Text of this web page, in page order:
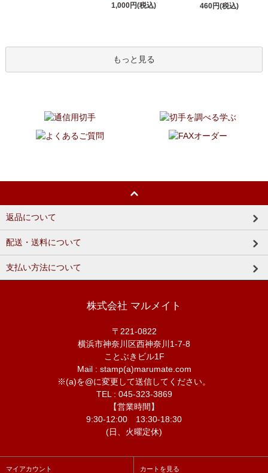
1,000円(税込)
460円(税込)
もっと見る
返品について
配送・送料について
支払い方法について
株式会社 マルメイト
〒221-0822
横浜市神奈川区西神奈川1-7-8
ことぶきビル1F
Mail : stamp(a)marumate.com
※(a)を@に変更して送信してください。
TEL : 045-323-3869
【営業時間】
9:30-12:00 13:30-18:30
(日、火曜定休)
マイアカウント カートを見る